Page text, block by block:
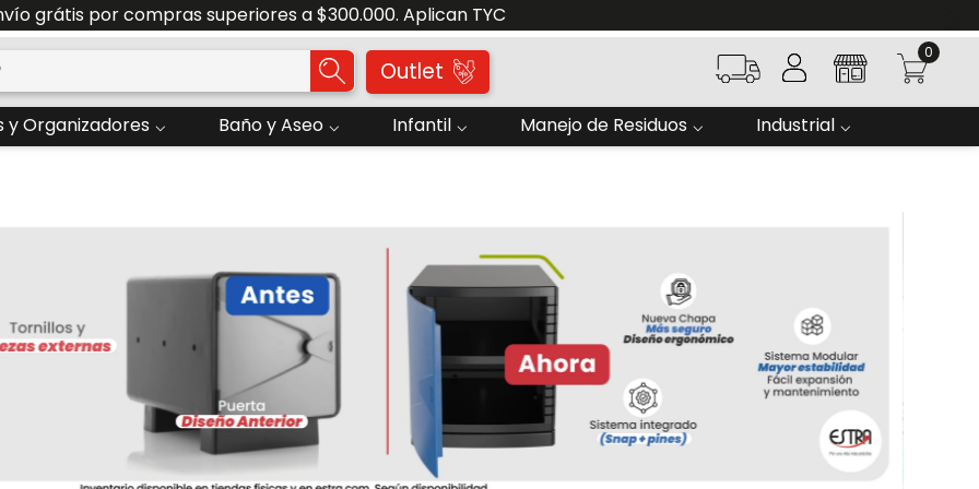
Solicite su Cotización Aquí
Outlet
0
y Organizadores Baño y Aseo Infantil Manejo de Residuos Industrial